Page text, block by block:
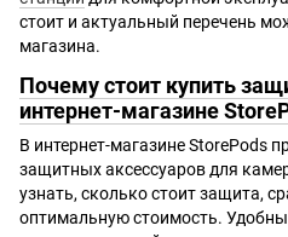
стоит и актуальный перечень
магазина.
Почему стоит купить
интернет-магазине
В интернет-магазине StorePods
защитных аксессуаров для
узнать, сколько стоит защита,
оптимальную стоимость.